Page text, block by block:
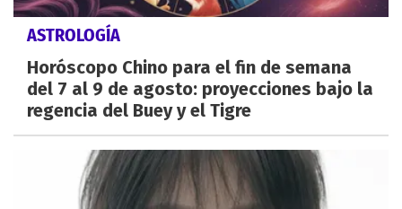
ASTROLOGÍA
Horóscopo Chino para el fin de semana
del 7 al 9 de agosto: proyecciones bajo la
regencia del Buey y el Tigre